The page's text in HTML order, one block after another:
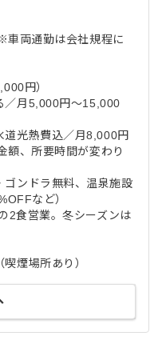
両通勤は会社規程に
円）
／月5,000円～15,000
道光熱費込／月8,000円
額、所要時間が変わり
ゴンドラ無料、温泉施設
など）
2食営業。冬シーズンは
煙場所あり）